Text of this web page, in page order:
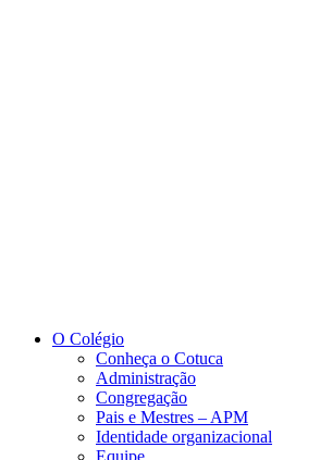
O Colégio
Conheça o Cotuca
Administração
Congregação
Pais e Mestres – APM
Identidade organizacional
Equipe